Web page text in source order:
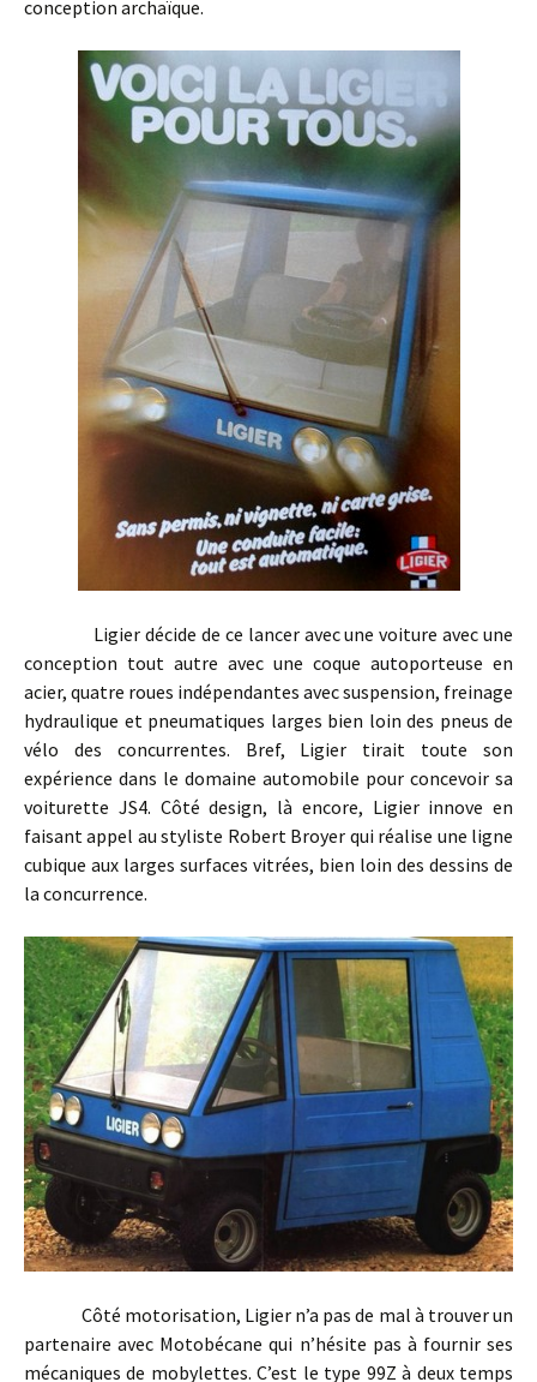
conception archaïque.
Ligier décide de ce lancer avec une voiture avec une
conception tout autre avec une coque autoporteuse en
acier, quatre roues indépendantes avec suspension, freinage
hydraulique et pneumatiques larges bien loin des pneus de
vélo des concurrentes. Bref, Ligier tirait toute son
expérience dans le domaine automobile pour concevoir sa
voiturette JS4. Côté design, là encore, Ligier innove en
faisant appel au styliste Robert Broyer qui réalise une ligne
cubique aux larges surfaces vitrées, bien loin des dessins de
la concurrence.
Côté motorisation, Ligier n’a pas de mal à trouver un
partenaire avec Motobécane qui n’hésite pas à fournir ses
mécaniques de mobylettes. C’est le type 99Z à deux temps